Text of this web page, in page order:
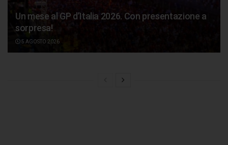
Un mese al GP d’Italia 2026. Con presentazione a
sorpresa!
5 AGOSTO 2026